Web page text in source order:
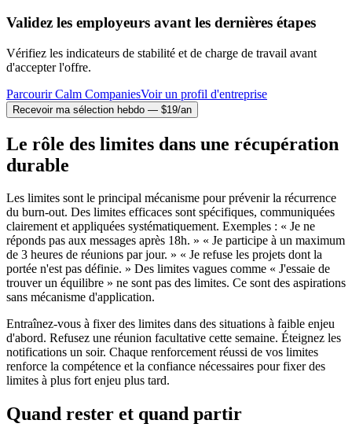
Validez les employeurs avant les dernières étapes
Vérifiez les indicateurs de stabilité et de charge de travail avant
d'accepter l'offre.
Parcourir Calm CompaniesVoir un profil d'entreprise
Recevoir ma sélection hebdo — $19/an
Le rôle des limites dans une récupération
durable
Les limites sont le principal mécanisme pour prévenir la récurrence
du burn-out. Des limites efficaces sont spécifiques, communiquées
clairement et appliquées systématiquement. Exemples : « Je ne
réponds pas aux messages après 18h. » « Je participe à un maximum
de 3 heures de réunions par jour. » « Je refuse les projets dont la
portée n'est pas définie. » Des limites vagues comme « J'essaie de
trouver un équilibre » ne sont pas des limites. Ce sont des aspirations
sans mécanisme d'application.
Entraînez-vous à fixer des limites dans des situations à faible enjeu
d'abord. Refusez une réunion facultative cette semaine. Éteignez les
notifications un soir. Chaque renforcement réussi de vos limites
renforce la compétence et la confiance nécessaires pour fixer des
limites à plus fort enjeu plus tard.
Quand rester et quand partir